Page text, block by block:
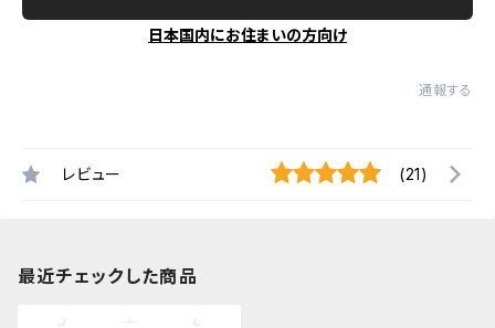
日本国内にお住まいの方向け
通報する
レビュー (21)
最近チェックした商品